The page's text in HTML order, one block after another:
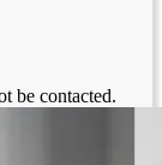
be contacted.